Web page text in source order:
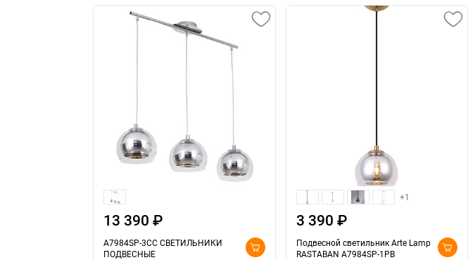
13 390 ₽
A7984SP-3CC СВЕТИЛЬНИКИ
ПОДВЕСНЫЕ
+1
3 390 ₽
Подвесной светильник Arte Lamp
RASTABAN A7984SP-1PB